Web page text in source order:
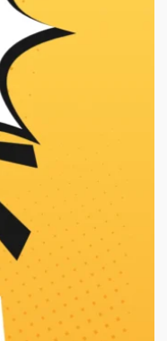
principales
rayon de braquage
de lavage qui
à tous vos
ou tonte –
le système de
cm, doté
Le porte-gobelet
vos travaux.
tout en